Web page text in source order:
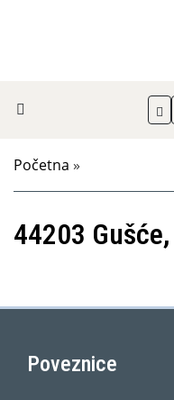
Početna »
44203
Poveznice